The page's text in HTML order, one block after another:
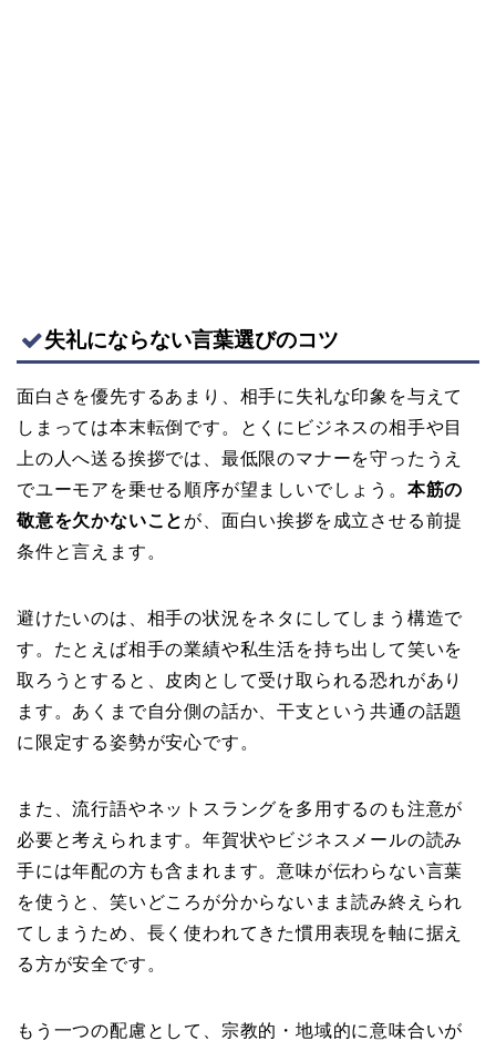
失礼にならない言葉選びのコツ
面白さを優先するあまり、相手に失礼な印象を与えて
しまっては本末転倒です。とくにビジネスの相手や目
上の人へ送る挨拶では、最低限のマナーを守ったうえ
でユーモアを乗せる順序が望ましいでしょう。 本筋の
敬意を欠かないこと が、面白い挨拶を成立させる前提
条件と言えます。
避けたいのは、相手の状況をネタにしてしまう構造で
す。たとえば相手の業績や私生活を持ち出して笑いを
取ろうとすると、皮肉として受け取られる恐れがあり
ます。あくまで自分側の話か、干支という共通の話題
に限定する姿勢が安心です。
また、流行語やネットスラングを多用するのも注意が
必要と考えられます。年賀状やビジネスメールの読み
手には年配の方も含まれます。意味が伝わらない言葉
を使うと、笑いどころが分からないまま読み終えられ
てしまうため、長く使われてきた慣用表現を軸に据え
る方が安全です。
もう一つの配慮として、宗教的・地域的に意味合いが